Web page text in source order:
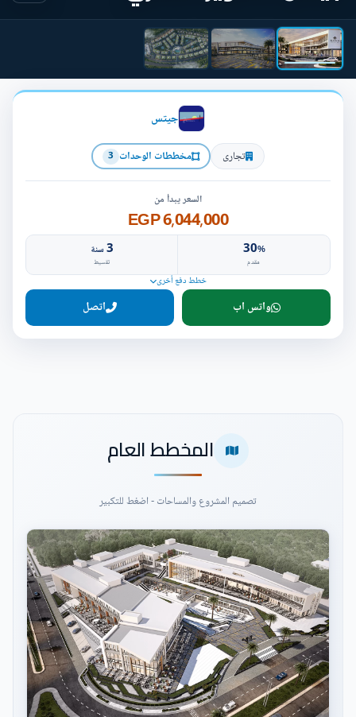
جيتس
تجارى مخططات الوحدات 3
السعر يبدأ من
6,044,000 EGP
30%
مقدم
3سنة
تقسيط
خطط دفع أخرى
واتس اب اتصل
المخطط العام
تصميم المشروع والمساحات - اضغط للتكبير